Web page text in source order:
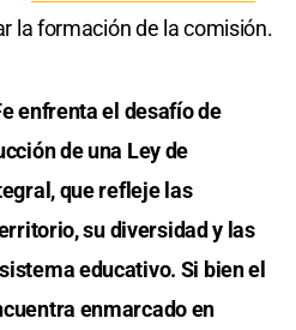
la formación de la comisión.
enfrenta el desafío de
de una Ley de
que refleje las
su diversidad y las
educativo. Si bien el
enmarcado en